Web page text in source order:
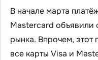
В начале марта
Mastercard объявили
рынка. Впрочем, этот
все карты Visa и